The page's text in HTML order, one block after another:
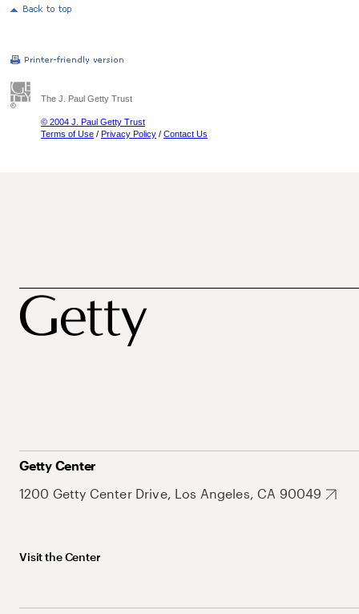
The J. Paul Getty Trust
© 2004 J. Paul Getty Trust
Terms of Use / Privacy Policy / Contact Us
Getty Center
1200 Getty Center Drive, Los Angeles, CA 90049
Visit the Center